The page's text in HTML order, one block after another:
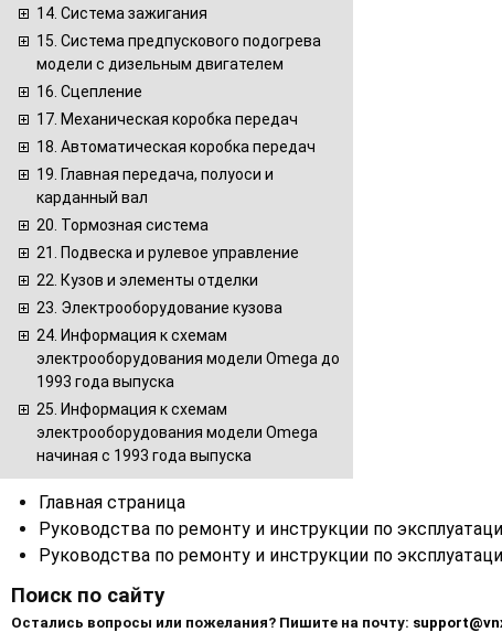
14. Система зажигания
15. Система предпускового подогрева
модели с дизельным двигателем
16. Сцепление
17. Механическая коробка передач
18. Автоматическая коробка передач
19. Главная передача, полуоси и
карданный вал
20. Тормозная система
21. Подвеска и рулевое управление
22. Кузов и элементы отделки
23. Электрооборудование кузова
24. Информация к схемам
электрооборудования модели Omega до
1993 года выпуска
25. Информация к схемам
электрооборудования модели Omega
начиная с 1993 года выпуска
Главная страница
Руководства по ремонту и инструкции по
Руководства по ремонту и инструкции по
Поиск по сайту
Остались вопросы или пожелания? Пишите на почту: